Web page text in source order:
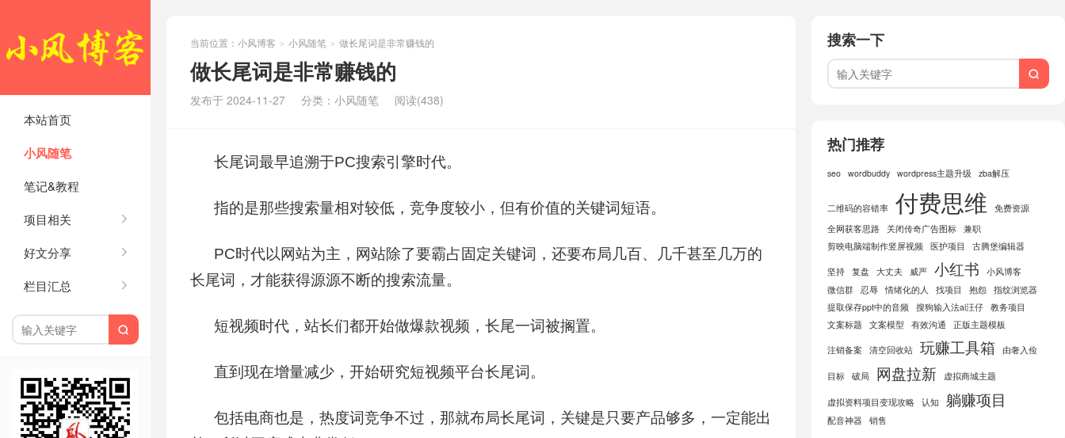
本站首页
小风随笔
笔记&教程
项目相关
好文分享
栏目汇总

当前位置： 小风博客 > 小风随笔 > 做长尾词是非常赚钱的
做长尾词是非常赚钱的
发布于 2024-11-27 分类： 小风随笔 阅读(438)
长尾词最早追溯于PC搜索引擎时代。
指的是那些搜索量相对较低，竞争度较小，但有价值的关键词短语。
PC时代以网站为主，网站除了要霸占固定关键词，还要布局几百、几千甚至几万的
长尾词，才能获得源源不断的搜索流量。
短视频时代 ，站长们都开始做爆款视频，长尾一词被搁置。
直到现在增量减少，开始研究短视频平台长尾词。
包括电商也是，热度词竞争不过，那就布局长尾词，关键是只要产品够多，一定能出
搜索一下

热门推荐
seo wordbuddy wordpress主题升级 zba解压
二维码的容错率 付费思维
免费资源
全网获客思路
关闭传奇广告图标 兼职
剪映电脑端制作竖屏视频 医护项目 古腾堡编辑器
坚持 复盘 大丈夫 威严 小红书
小风博客
微信群 忍辱 情绪化的人 找项目 抱怨 指纹浏览器
提取保存ppt中的音频 搜狗输入法ai汪仔 教务项目
文案标题
文案模型 有效沟通 正版主题模板
注销备案 清空回收站 玩赚工具箱 由奢入俭
目标 破局 网盘拉新 虚拟商城主题
虚拟资料项目变现攻略 认知 躺赚项目
配音神器 销售